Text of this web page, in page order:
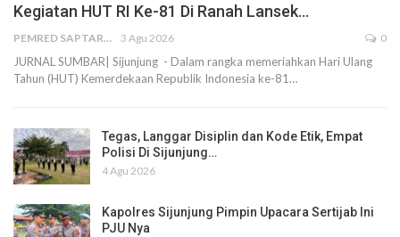
Kegiatan HUT RI Ke-81 Di Ranah Lansek…
PEMRED SAPTARIUS 3 Agu 2026 0
JURNAL SUMBAR| Sijunjung - Dalam rangka memeriahkan Hari Ulang
Tahun (HUT) Kemerdekaan Republik Indonesia ke-81…
Tegas, Langgar Disiplin dan Kode Etik, Empat
Polisi Di Sijunjung…
4 Agu 2026
Kapolres Sijunjung Pimpin Upacara Sertijab Ini
PJU Nya